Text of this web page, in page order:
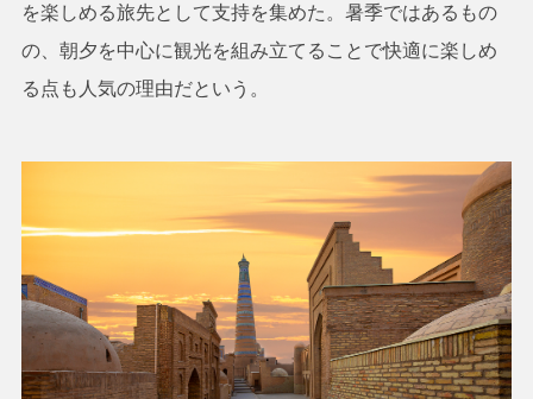
を楽しめる旅先として支持を集めた。暑季ではあるもの
の、朝夕を中心に観光を組み立てることで快適に楽しめ
る点も人気の理由だという。